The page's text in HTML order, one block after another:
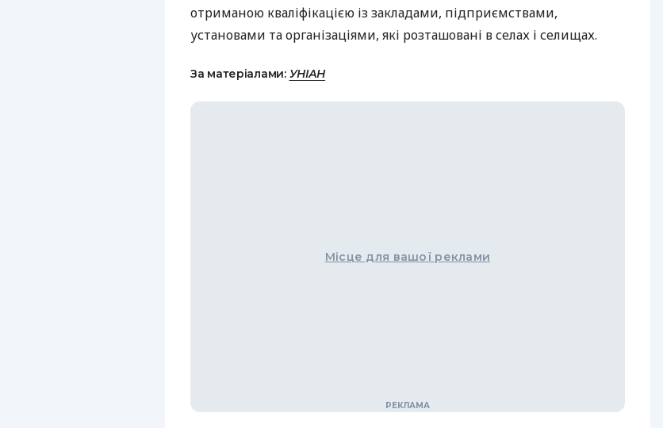
отриманою кваліфікацією із закладами, підприємствами,
установами та організаціями, які розташовані в селах і селищах.
За матеріалами: УНІАН
Місце для вашої реклами